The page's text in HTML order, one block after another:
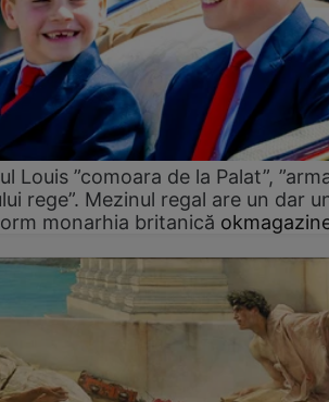
Louis ”comoara de la Palat”,
rege”. Mezinul regal are un dar
monarhia britanică